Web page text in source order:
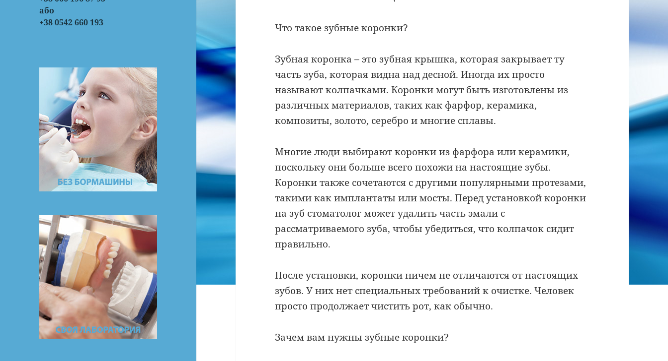
або
+38 0542 660 193
Что такое зубные коронки?
Зубная коронка – это зубная крышка, которая закрывает ту
часть зуба, которая видна над десной. Иногда их просто
называют колпачками. Коронки могут быть изготовлены из
различных материалов, таких как фарфор, керамика,
композиты, золото, серебро и многие сплавы.
Многие люди выбирают коронки из фарфора или керамики,
поскольку они больше всего похожи на настоящие зубы.
Коронки также сочетаются с другими популярными протезами,
такими как имплантаты или мосты. Перед установкой коронки
на зуб стоматолог может удалить часть эмали с
рассматриваемого зуба, чтобы убедиться, что колпачок сидит
правильно.
После установки, коронки ничем не отличаются от настоящих
зубов. У них нет специальных требований к очистке. Человек
просто продолжает чистить рот, как обычно.
Зачем вам нужны зубные коронки?